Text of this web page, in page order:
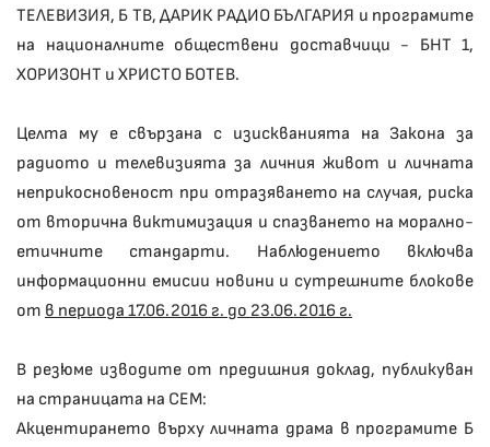
ТЕЛЕВИЗИЯ, Б ТВ, ДАРИК РАДИО БЪЛГАРИЯ и програмите
на националните обществени доставчици - БНТ 1,
ХОРИЗОНТ и ХРИСТО БОТЕВ.
Целта му е свързана с изискванията на Закона за
радиото и телевизията за личния живот и личната
неприкосновеност при отразяването на случая, риска
от вторична виктимизация и спазването на морално-
етичните стандарти. Наблюдението включва
информационни емисии новини и сутрешните блокове
от в периода 17.06.2016 г. до 23.06.2016 г.
В резюме изводите от предишния доклад, публикуван
на страницата на СЕМ:
Акцентирането върху личната драма в програмите Б